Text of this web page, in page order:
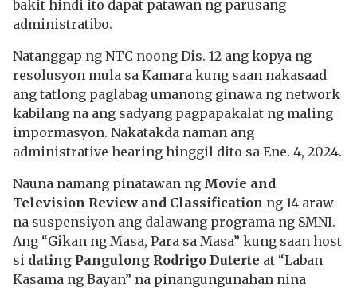
bakit hindi ito dapat patawan ng parusang
administratibo.
Natanggap ng NTC noong Dis. 12 ang kopya ng
resolusyon mula sa Kamara kung saan nakasaad
ang tatlong paglabag umanong ginawa ng network
kabilang na ang sadyang pagpapakalat ng maling
impormasyon. Nakatakda naman ang
administrative hearing hinggil dito sa Ene. 4, 2024.
Nauna namang pinatawan ng Movie and
Television Review and Classification ng 14 araw
na suspensiyon ang dalawang programa ng SMNI.
Ang “Gikan ng Masa, Para sa Masa” kung saan host
si dating Pangulong Rodrigo Duterte at “Laban
Kasama ng Bayan” na pinangungunahan nina